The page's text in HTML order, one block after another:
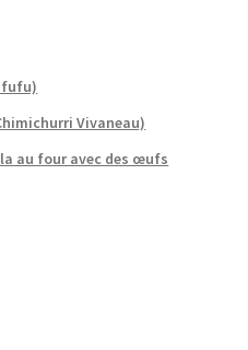
fufu)
Vivaneau)
au four avec des œufs